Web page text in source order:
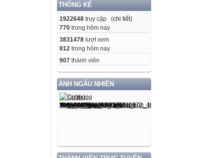
THỐNG KÊ
1922648 truy cập (chi tiết)
770 trong hôm nay
3831478 lượt xem
812 trong hôm nay
907 thành viên
ẢNH NGẪU NHIÊN